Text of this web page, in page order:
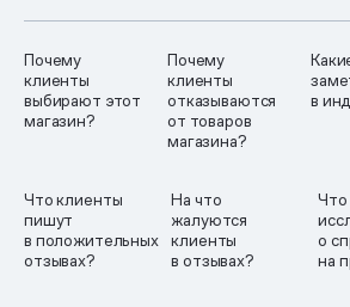
Почему
клиенты
выбирают этот
магазин?
Почему
клиенты
отказываются
от товаров
магазина?
в
Что клиенты
пишут
в положительных
отзывах?
На что
жалуются
клиенты
в отзывах?
Что
о
на